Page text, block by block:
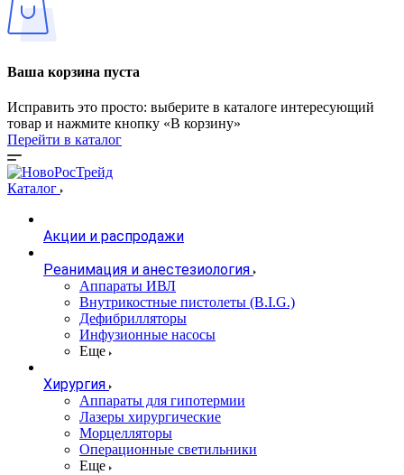
Ваша корзина пуста
Исправить это просто: выберите в каталоге интересующий
товар и нажмите кнопку «В корзину»
Перейти в каталог
Каталог
Акции и распродажи
Реанимация и анестезиология
Аппараты ИВЛ
Внутрикостные пистолеты (B.I.G.)
Дефибрилляторы
Инфузионные насосы
Еще
Хирургия
Аппараты для гипотермии
Лазеры хирургические
Морцелляторы
Операционные светильники
Еще